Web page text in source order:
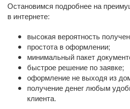
Остановимся подробнее на
в интернете:
высокая вероятность
простота в оформлении;
минимальный пакет
быстрое решение по заявке;
оформление не выходя из
получение денег любым
клиента.